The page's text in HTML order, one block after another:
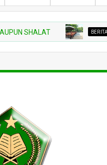
SHALAT BERITA